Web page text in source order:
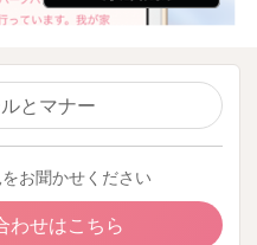
とマナー
お聞かせください
わせはこちら